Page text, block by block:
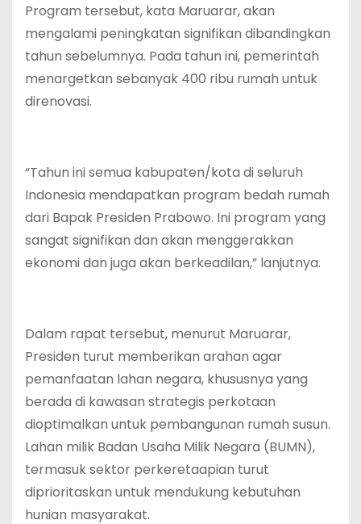
‎Program tersebut, kata Maruarar, akan
mengalami peningkatan signifikan dibandingkan
tahun sebelumnya. Pada tahun ini, pemerintah
menargetkan sebanyak 400 ribu rumah untuk
direnovasi.
‎“Tahun ini semua kabupaten/kota di seluruh
Indonesia mendapatkan program bedah rumah
dari Bapak Presiden Prabowo. Ini program yang
sangat signifikan dan akan menggerakkan
ekonomi dan juga akan berkeadilan,” lanjutnya.
‎Dalam rapat tersebut, menurut Maruarar,
Presiden turut memberikan arahan agar
pemanfaatan lahan negara, khususnya yang
berada di kawasan strategis perkotaan
dioptimalkan untuk pembangunan rumah susun.
Lahan milik Badan Usaha Milik Negara (BUMN),
termasuk sektor perkeretaapian turut
diprioritaskan untuk mendukung kebutuhan
hunian masyarakat.